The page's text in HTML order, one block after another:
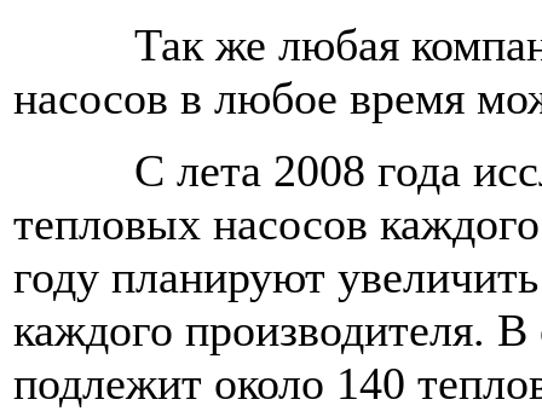
Так же любая
насосов в любое время
С лета 2008 года
тепловых насосов
году планируют
каждого производителя.
подлежит около 140